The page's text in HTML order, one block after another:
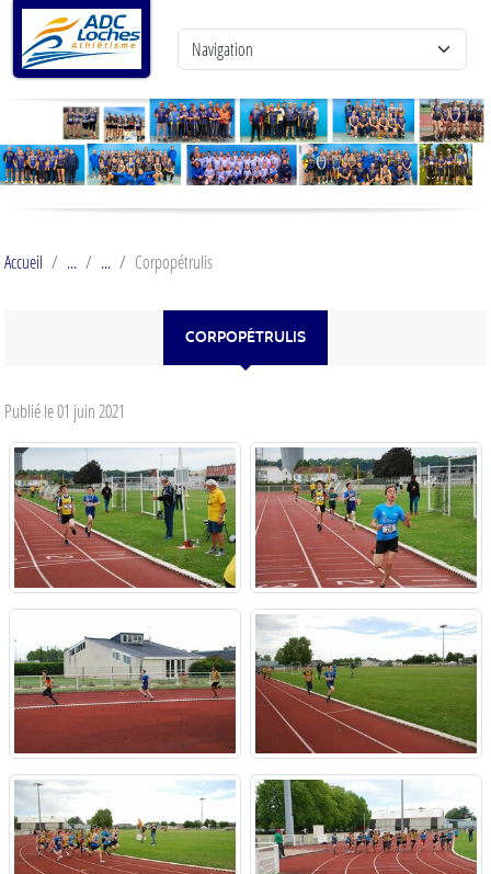
Accueil Corpopétrulis
CORPOPÉTRULIS
Publié le01 juin 2021
Panneau de gestion des cookies